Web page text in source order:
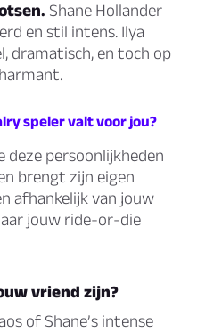
Shane Hollander
en stil intens. Ilya
dramatisch, en toch op
speler valt voor jou?
deze persoonlijkheden
brengt zijn eigen
afhankelijk van jouw
jouw ride-or-die
vriend zijn?
of Shane’s intense